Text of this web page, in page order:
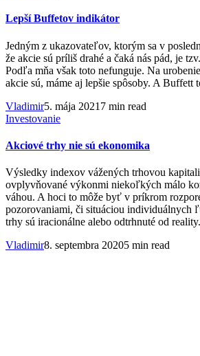
Lepší Buffetov indikátor
Jedným z ukazovateľov, ktorým sa v
že akcie sú príliš drahé a čaká nás pád, je
Podľa mňa však toto nefunguje. Na
akcie sú, máme aj lepšie spôsoby. A Buffett
Vladimir5. mája 2021 7 min read
Investovanie
Akciové trhy nie sú ekonomika
Výsledky indexov vážených trhovou
ovplyvňované výkonmi niekoľkých málo
váhou. A hoci to môže byť v príkrom
pozorovaniami, či situáciou individuálnych
trhy sú iracionálne alebo odtrhnuté od reality.
Vladimir8. septembra 20205 min read